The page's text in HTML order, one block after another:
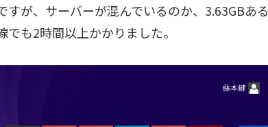
が、サーバーが混んでいるのか、3.63GBある
も2時間以上かかりました。